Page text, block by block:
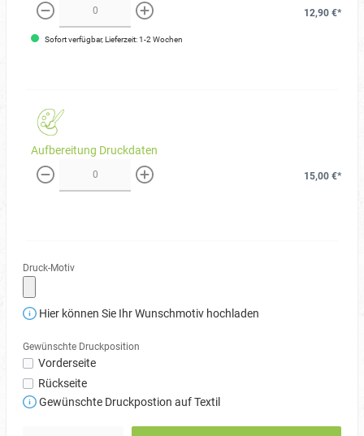
weniger mehr
12,90 €*
Sofort verfügbar, Lieferzeit: 1-2 Wochen
Aufbereitung Druckdaten
weniger mehr
15,00 €*
Druck-Motiv
Hier können Sie Ihr Wunschmotiv hochladen
Gewünschte Druckposition
Vorderseite
Rückseite
Gewünschte Druckpostion auf Textil